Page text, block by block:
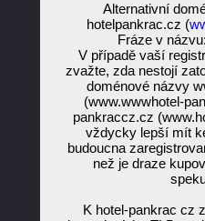
Alternativní
hotelpankrac.cz (
Fráze v
V případě vaší
zvažte, zda nestojí
doménové názvy
(www.wwwhotel-
pankraccz.cz
vždycky lepší mít
budoucna
než je draze
K hotel-pankrac cz